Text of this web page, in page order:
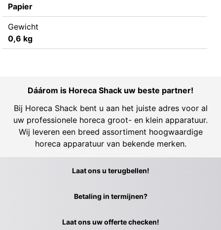
Papier
Gewicht
0,6 kg
Dáárom is Horeca Shack uw beste partner!
Bij Horeca Shack bent u aan het juiste adres voor al
uw professionele horeca groot- en klein apparatuur.
Wij leveren een breed assortiment hoogwaardige
horeca apparatuur van bekende merken.
Laat ons u terugbellen!
Betaling in termijnen?
Laat ons uw offerte checken!